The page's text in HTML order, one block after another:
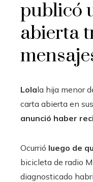
publicó
abierta
Lolala hija menor
carta abierta en
anunció haber
Ocurrió luego de
bicicleta de radio
diagnosticado